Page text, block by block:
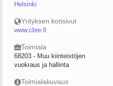
Helsinki
Yrityksen kotisivut
www.cbre.fi
Toimiala
68203 - Muu kiinteistöjen
vuokraus ja hallinta
Toimialakuvaus